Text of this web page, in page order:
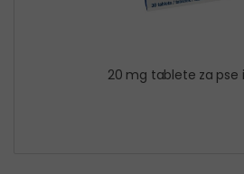
20 mg tablete za pse